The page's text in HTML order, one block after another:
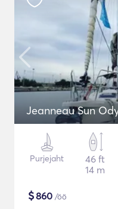
Jeanneau Sun
Purjejaht
46 ft
14 m
$860 /öö